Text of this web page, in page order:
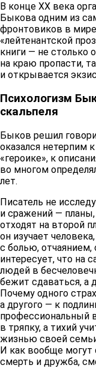
В конце XX века
Быкова одним из
фронтовиков в
«лейтенантской
книги — не столько
на краю пропасти,
и открывается
Психологизм
скальпеля
Быков решил
оказался нетерпим
«героике», к
во многом
лет.
Писатель не
и сражений —
отходят на второй
он изучает
с болью,
интересует, что на
людей в
бежит сдаваться, а
Почему одного
а другого — к
профессиональный
в тряпку, а тихий
жизнью своей
И как вообще
смерть и дружба,